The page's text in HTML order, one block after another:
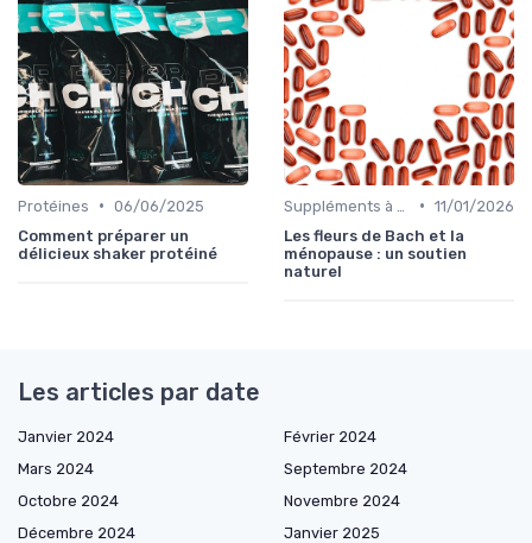
Protéines • 06/06/2025
Comment préparer un
délicieux shaker protéiné
• 11/01/2026
Les fleurs de Bach et la
ménopause : un soutien
naturel
Les articles par date
Janvier 2024
Février 2024
Mars 2024
Septembre 2024
Octobre 2024
Novembre 2024
Décembre 2024
Janvier 2025